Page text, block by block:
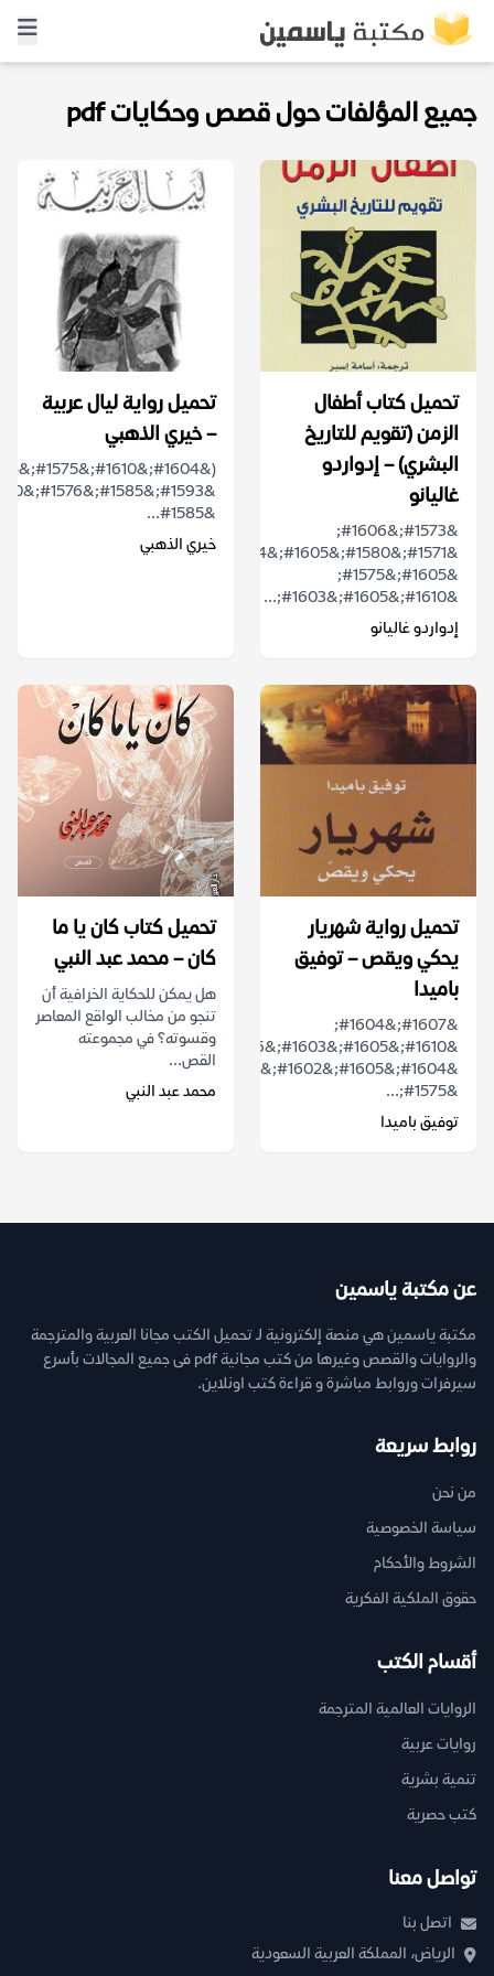
جميع المؤلفات حول قصص وحكايات pdf
تحميل كتاب أطفال
الزمن (تقويم للتاريخ
البشري) – إدواردو
غاليانو
&#1573;&#1606;
&#1605;&#1575;
&#1610;&#1605;&#1603;...
إدواردو غاليانو
تحميل رواية ليال عربية
– خيري الذهبي
&#1585...
خيري الذهبي
تحميل رواية شهريار
يحكي ويقص – توفيق
باميدا
&#1607;&#1604;
&#1610;&#1605;&#1603;&#1606;
&#1604;&#1605;&#1602;&#1589;
&#1575;...
توفيق باميدا
تحميل كتاب كان يا ما
كان – محمد عبد النبي
هل يمكن للحكاية الخرافية أن
تنجو من مخالب الواقع المعاصر
وقسوته؟ في مجموعته
القص...
محمد عبد النبي
عن مكتبة ياسمين
مكتبة ياسمين هي منصة إلكترونية لـ تحميل الكتب مجانا العربية والمترجمة
والروايات والقصص وغيرها من كتب مجانية pdf فى جميع المجالات بأسرع
سيرفرات وروابط مباشرة و قراءة كتب اونلاين.
روابط سريعة
من نحن
سياسة الخصوصية
الشروط والأحكام
حقوق الملكية الفكرية
أقسام الكتب
الروايات العالمية المترجمة
روايات عربية
تنمية بشرية
كتب حصرية
تواصل معنا
اتصل بنا
الرياض، المملكة العربية السعودية